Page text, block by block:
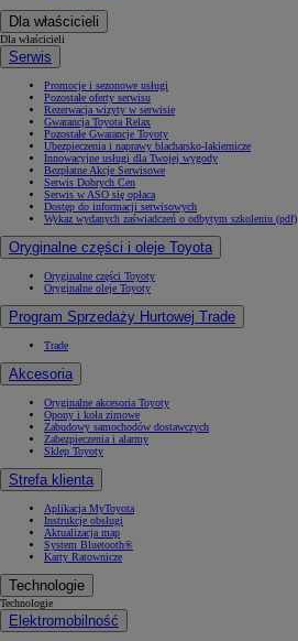
Dla właścicieli
Dla właścicieli
Serwis
Promocje i sezonowe usługi
Pozostałe oferty serwisu
Rezerwacja wizyty w serwisie
Gwarancja Toyota Relax
Pozostałe Gwarancje Toyoty
Ubezpieczenia i naprawy blacharsko-lakiernicze
Innowacyjne usługi dla Twojej wygody
Bezpłatne Akcje Serwisowe
Serwis Dobrych Cen
Serwis w ASO się opłaca
Dostęp do informacji serwisowych
Wykaz wydanych zaświadczeń o odbytym szkoleniu (pdf)
Oryginalne części i oleje Toyota
Oryginalne części Toyoty
Oryginalne oleje Toyoty
Program Sprzedaży Hurtowej Trade
Trade
Akcesoria
Oryginalne akcesoria Toyoty
Opony i koła zimowe
Zabudowy samochodów dostawczych
Zabezpieczenia i alarmy
Sklep Toyoty
Strefa klienta
Aplikacja MyToyota
Instrukcje obsługi
Aktualizacja map
System Bluetooth®
Karty Ratownicze
Technologie
Technologie
Elektromobilność